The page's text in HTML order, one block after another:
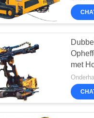
50KN
met
het
de